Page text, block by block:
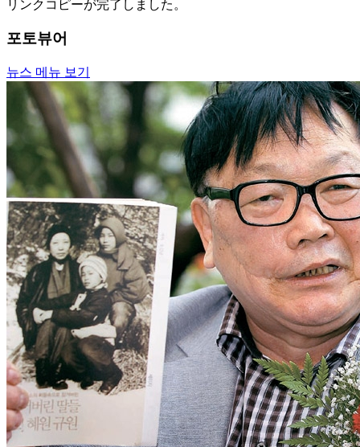
リンクコピーが完了しました。
포토뷰어
뉴스 메뉴 보기